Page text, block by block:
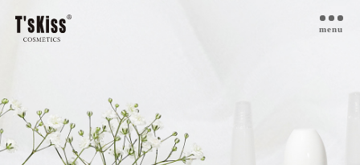
私たちのプラセンタ
menu